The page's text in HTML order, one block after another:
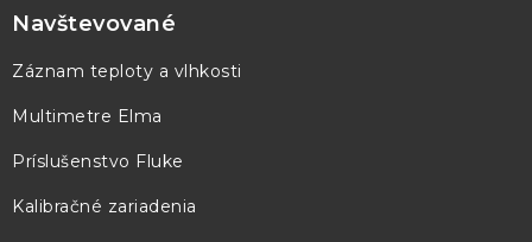
p
ä
e
Navštevované
Záznam teploty a vlhkosti
Multimetre Elma
Príslušenstvo Fluke
Kalibračné zariadenia